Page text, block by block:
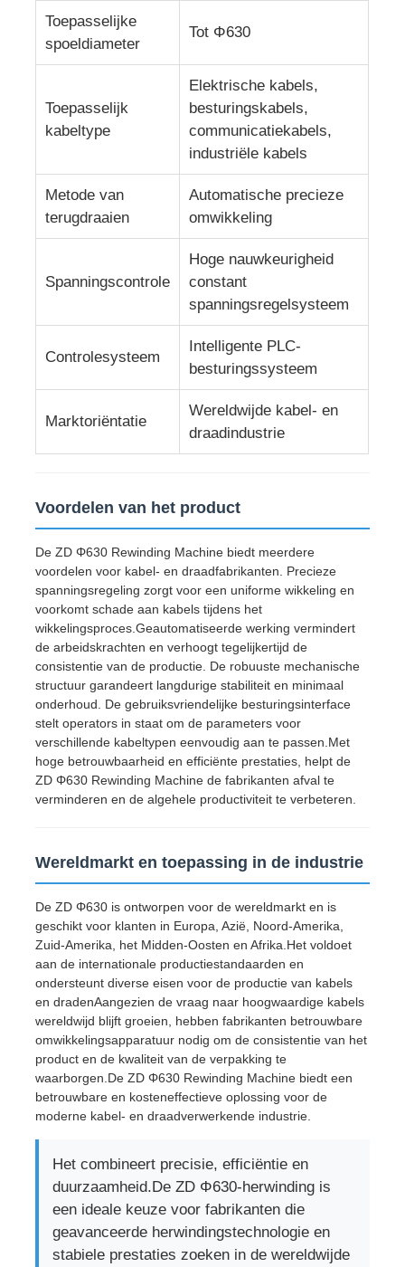
de lijn van de draaduitdrijving
draad die machine vastlopen
Doppeldraaiende stroomachine
Gepantserde machine
Wikkelmachine
kabelmachine
draad die machine legt
terugspoelen machine
afstand van machine
Kabelverpakkingsmachine
kabelspinmachine
met een vermogen van niet meer dan 10 W
Toepasselijke
spoeldiameter
Tot Φ630
Toepasselijk
kabeltype
Elektrische kabels,
besturingskabels,
communicatiekabels,
industriële kabels
Metode van
terugdraaien
Automatische precieze
omwikkeling
Spanningscontrole
Hoge nauwkeurigheid
constant
spanningsregelsysteem
Controlesysteem
Intelligente PLC-
besturingssysteem
Marktoriëntatie
Wereldwijde kabel- en
draadindustrie
Voordelen van het product
De ZD Φ630 Rewinding Machine biedt meerdere
voordelen voor kabel- en draadfabrikanten. Precieze
spanningsregeling zorgt voor een uniforme wikkeling en
voorkomt schade aan kabels tijdens het
wikkelingsproces.Geautomatiseerde werking vermindert
de arbeidskrachten en verhoogt tegelijkertijd de
consistentie van de productie. De robuuste mechanische
structuur garandeert langdurige stabiliteit en minimaal
onderhoud. De gebruiksvriendelijke besturingsinterface
stelt operators in staat om de parameters voor
verschillende kabeltypen eenvoudig aan te passen.Met
hoge betrouwbaarheid en efficiënte prestaties, helpt de
ZD Φ630 Rewinding Machine de fabrikanten afval te
verminderen en de algehele productiviteit te verbeteren.
Wereldmarkt en toepassing in de industrie
De ZD Φ630 is ontworpen voor de wereldmarkt en is
geschikt voor klanten in Europa, Azië, Noord-Amerika,
Zuid-Amerika, het Midden-Oosten en Afrika.Het voldoet
aan de internationale productiestandaarden en
ondersteunt diverse eisen voor de productie van kabels
en dradenAangezien de vraag naar hoogwaardige kabels
wereldwijd blijft groeien, hebben fabrikanten betrouwbare
omwikkelingsapparatuur nodig om de consistentie van het
product en de kwaliteit van de verpakking te
waarborgen.De ZD Φ630 Rewinding Machine biedt een
betrouwbare en kosteneffectieve oplossing voor de
moderne kabel- en draadverwerkende industrie.
Het combineert precisie, efficiëntie en
duurzaamheid.De ZD Φ630-herwinding is
een ideale keuze voor fabrikanten die
geavanceerde herwindingstechnologie en
stabiele prestaties zoeken in de wereldwijde